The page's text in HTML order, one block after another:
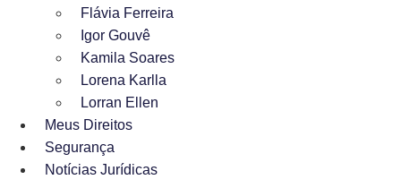
Flávia Ferreira
Igor Gouvê
Kamila Soares
Lorena Karlla
Lorran Ellen
Meus Direitos
Segurança
Notícias Jurídicas